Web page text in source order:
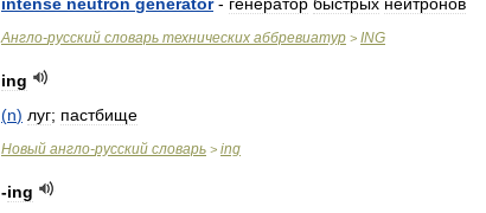
Англо-русский словарь технических аббревиатур > ING
ing
(n) луг; пастбище
Новый англо-русский словарь > ing
-ing